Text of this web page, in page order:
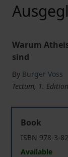
Warum
sind
By Burger Voss
Tectum, 1.
Book
ISBN 978-3-
Available